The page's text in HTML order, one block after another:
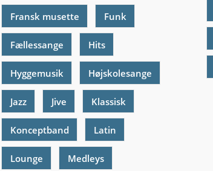
Fransk musette Funk
Fællessange Hits
Hyggemusik Højskolesange
Jazz Jive Klassisk
Konceptband Latin
Lounge Medleys